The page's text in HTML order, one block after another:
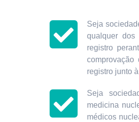
Seja
qualquer dos
registro
registro junto
Seja
medicina
médicos